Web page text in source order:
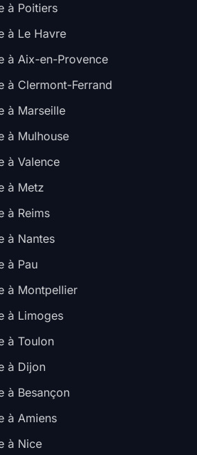
à Poitiers
à Le Havre
à Aix-en-Provence
à Clermont-Ferrand
à Marseille
à Mulhouse
à Valence
à Metz
à Reims
à Nantes
à Pau
à Montpellier
à Limoges
à Toulon
à Dijon
à Besançon
à Amiens
à Nice